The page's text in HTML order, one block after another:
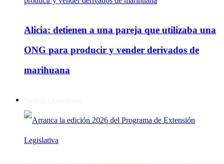
Alicia: detienen a una pareja que utilizaba una
ONG para producir y vender derivados de
marihuana